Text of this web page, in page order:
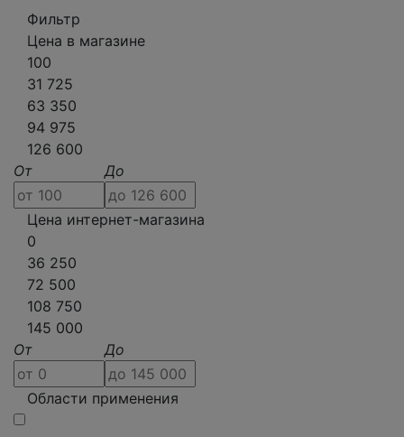
Фильтр
Цена в магазине
100
31 725
63 350
94 975
126 600
От
До
Цена интернет-магазина
0
36 250
72 500
108 750
145 000
От
До
Области применения